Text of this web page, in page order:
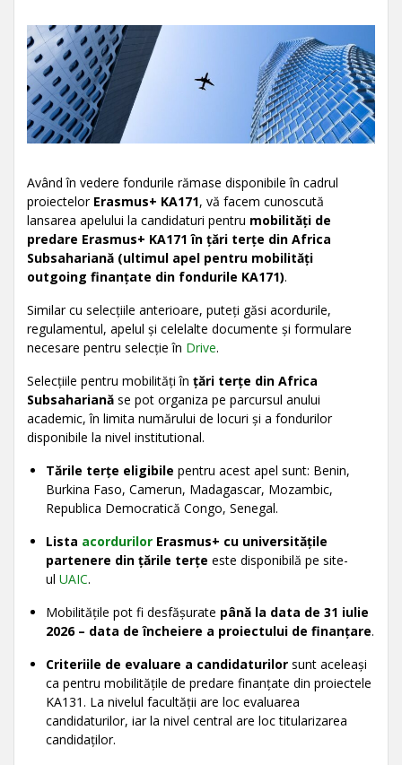
Având în vedere fondurile rămase disponibile în cadrul
proiectelor Erasmus+ KA171, vă facem cunoscută
lansarea apelului la candidaturi pentru mobilități de
predare Erasmus+ KA171 în ţări terţe din Africa
Subsahariană (ultimul apel pentru mobilităţi
outgoing finanţate din fondurile KA171).
Similar cu selecțiile anterioare, puteți găsi acordurile,
regulamentul, apelul și celelalte documente și formulare
necesare pentru selecție în Drive.
Selecțiile pentru mobilități în țări terțe din Africa
Subsahariană se pot organiza pe parcursul anului
academic, în limita numărului de locuri şi a fondurilor
disponibile la nivel institutional.
Tările terţe eligibile pentru acest apel sunt: Benin,
Burkina Faso, Camerun, Madagascar, Mozambic,
Republica Democratică Congo, Senegal.
Lista acordurilor Erasmus+ cu universităţile
partenere din ţările terţe este disponibilă pe site-
ul UAIC.
Mobilităţile pot fi desfăşurate până la data de 31 iulie
2026 – data de încheiere a proiectului de finanţare.
Criteriile de evaluare a candidaturilor sunt aceleaşi
ca pentru mobilităţile de predare finanţate din proiectele
KA131. La nivelul facultăţii are loc evaluarea
candidaturilor, iar la nivel central are loc titularizarea
candidaţilor.